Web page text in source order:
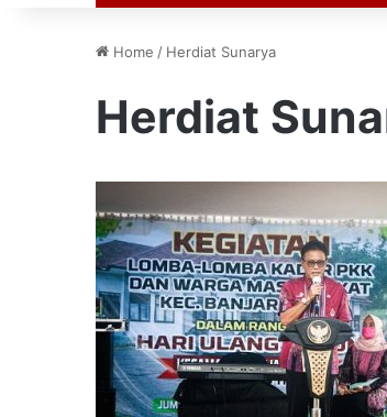
Home / Herdiat Sunarya
Herdiat